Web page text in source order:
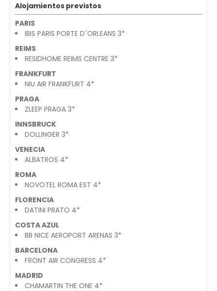
Alojamientos previstos
PARIS
IBIS PARIS PORTE D´ORLEANS 3*
REIMS
RESIDHOME REIMS CENTRE 3*
FRANKFURT
NIU AIR FRANKFURT 4*
PRAGA
ZLEEP PRAGA 3*
INNSBRUCK
DOLLINGER 3*
VENECIA
ALBATROS 4*
ROMA
NOVOTEL ROMA EST 4*
FLORENCIA
DATINI PRATO 4*
COSTA AZUL
BB NICE AEROPORT ARENAS 3*
BARCELONA
FRONT AIR CONGRESS 4*
MADRID
CHAMARTIN THE ONE 4*